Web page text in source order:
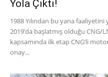
Yola Çıktı!
1988 Yılından bu yana
2019’da başlatmış olduğu
kapsamında ilk etap CNG’li
onay...